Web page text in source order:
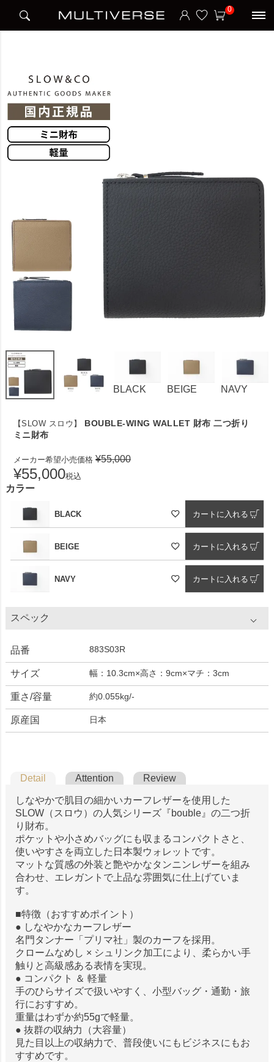
0
BOUBLE-WING WALLET 財布 二つ折り ミニ財布
BLACK BEIGE NAVY
【SLOW スロウ】
BOUBLE-WING WALLET 財布 二つ折り
ミニ財布
メーカー希望小売価格 ¥55,000
¥55,000税込
カラー
BLACK カートに入れる
BEIGE カートに入れる
NAVY カートに入れる
スペック
品番 883S03R
サイズ 幅：10.3cm×高さ：9cm×マチ：3cm
重さ/容量 約0.055kg/-
原産国 日本
Detail Attention Review
しなやかで肌目の細かいカーフレザーを使用した
SLOW（スロウ）の人気シリーズ『bouble』の二つ折
り財布。
ポケットや小さめバッグにも収まるコンパクトさと、
使いやすさを両立した日本製ウォレットです。
マットな質感の外装と艶やかなタンニンレザーを組み
合わせ、エレガントで上品な雰囲気に仕上げていま
す。
■特徴（おすすめポイント）
● しなやかなカーフレザー
名門タンナー「プリマ社」製のカーフを採用。
クロームなめし × シュリンク加工により、柔らかい手
触りと高級感ある表情を実現。
● コンパクト ＆ 軽量
手のひらサイズで扱いやすく、小型バッグ・通勤・旅
行におすすめ。
重量はわずか約55gで軽量。
● 抜群の収納力（大容量）
見た目以上の収納力で、普段使いにもビジネスにもお
すすめです。